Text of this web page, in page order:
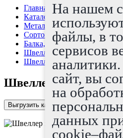
Главная страница
Каталог
Металлопрокат
Сортовой прокат
Балка, швеллер
Швеллер гнутый
Швеллер гнутый 180x70x6
Швеллер гнутый
Выгрузить каталог в Excel
На нашем
файлы, в
сервисов
сайт, вы
на
данных